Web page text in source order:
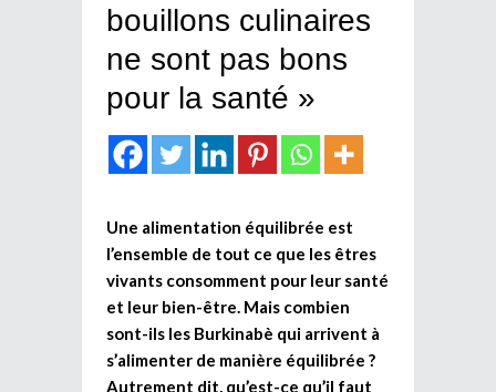
bouillons culinaires
ne sont pas bons
pour la santé »
Une alimentation équilibrée est
l’ensemble de tout ce que les êtres
vivants consomment pour leur santé
et leur bien-être. Mais combien
sont-ils les Burkinabè qui arrivent à
s’alimenter de manière équilibrée ?
Autrement dit, qu’est-ce qu’il faut